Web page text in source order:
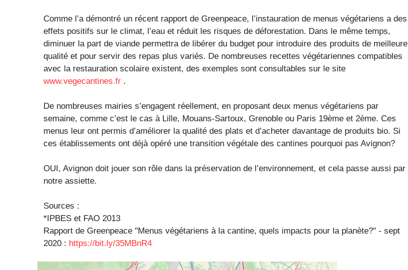
Comme l’a démontré un récent rapport de Greenpeace, l’instauration de menus végétariens a des
effets positifs sur le climat, l’eau et réduit les risques de déforestation. Dans le même temps,
diminuer la part de viande permettra de libérer du budget pour introduire des produits de meilleure
qualité et pour servir des repas plus variés. De nombreuses recettes végétariennes compatibles
avec la restauration scolaire existent, des exemples sont consultables sur le site
www.vegecantines.fr .
De nombreuses mairies s’engagent réellement, en proposant deux menus végétariens par
semaine, comme c’est le cas à Lille, Mouans-Sartoux, Grenoble ou Paris 19ème et 2ème. Ces
menus leur ont permis d’améliorer la qualité des plats et d’acheter davantage de produits bio. Si
ces établissements ont déjà opéré une transition végétale des cantines pourquoi pas Avignon?
OUI, Avignon doit jouer son rôle dans la préservation de l’environnement, et cela passe aussi par
notre assiette.
Sources :
*IPBES et FAO 2013
Rapport de Greenpeace "Menus végétariens à la cantine, quels impacts pour la planète?" - sept
2020 : https://bit.ly/35MBnR4